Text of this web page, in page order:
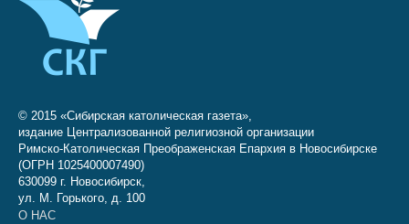
© 2015 «Сибирская католическая газета»,
издание Централизованной религиозной организации
Римско-Католическая Преображенская Епархия в Новосибирске
(ОГРН 1025400007490)
630099 г. Новосибирск,
ул. М. Горького, д. 100
О НАС